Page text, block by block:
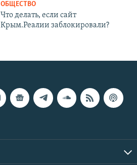
ОБЩЕСТВО
Что делать, если сайт
Крым.Реалии заблокировали?